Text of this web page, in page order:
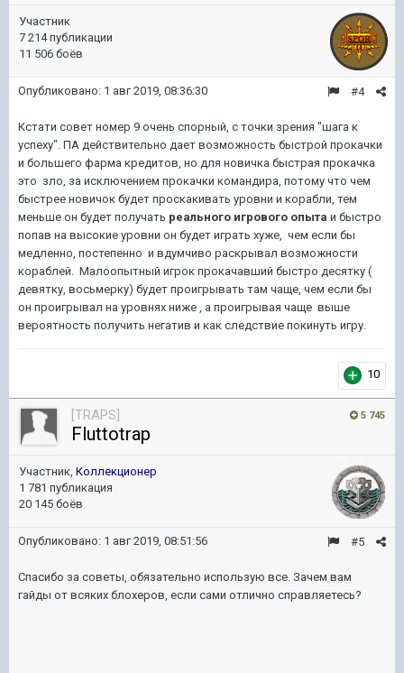
Участник
7 214 публикации
11 506 боёв
#4
Опубликовано: 1 авг 2019, 08:36:30
Кстати совет номер 9 очень спорный, с точки зрения "шага к
успеху". ПА действительно дает возможность быстрой прокачки
и большего фарма кредитов, но для новичка быстрая прокачка
это зло, за исключением прокачки командира, потому что чем
быстрее новичок будет проскакивать уровни и корабли, тем
меньше он будет получать реального игрового опыта и быстро
попав на высокие уровни он будет играть хуже, чем если бы
медленно, постепенно и вдумчиво раскрывал возможности
кораблей. Малоопытный игрок прокачавший быстро десятку (
девятку, восьмерку) будет проигрывать там чаще, чем если бы
он проигрывал на уровнях ниже , а проигрывая чаще выше
вероятность получить негатив и как следствие покинуть игру.
10
5 745
[TRAPS]
Fluttotrap
Участник, Коллекционер
1 781 публикация
20 145 боёв
#5
Опубликовано: 1 авг 2019, 08:51:56
Спасибо за советы, обязательно использую все. Зачем вам
гайды от всяких блохеров, если сами отлично справляетесь?